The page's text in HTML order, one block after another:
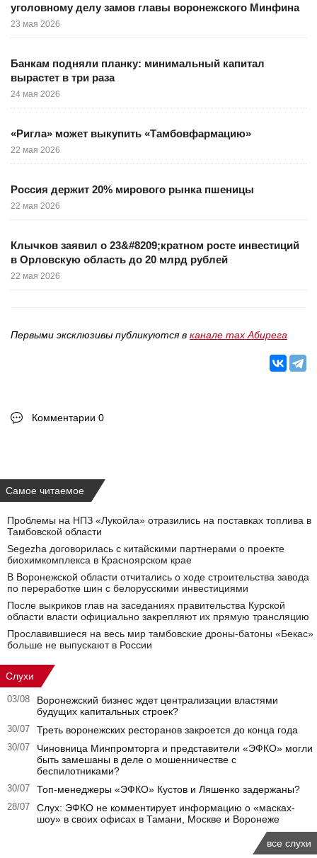
уголовному делу замов главы воронежского Минфина
23 мая 2026
Банкам подняли планку: минимальный капитал
вырастет в три раза
24 мая 2026
«Ригла» может выкупить «Тамбовфармацию»
22 мая 2026
Россия держит 20% мирового рынка пшеницы
22 мая 2026
Клычков заявил о 23&#8209;кратном росте инвестиций
в Орловскую область до 20 млрд рублей
22 мая 2026
Первыми эксклюзивы публикуются в канале max Абирега
Комментарии 0
Самое читаемое
Проблемы на НПЗ «Лукойла» отразились на поставках топлива в
Тамбовской области
Segezha договорилась с китайскими партнерами о проекте
биохимкомплекса в Красноярском крае
В Воронежской области отчитались о ходе строительства завода
по переработке шин с белорусскими инвестициями
После выкриков глав на заседаниях правительства Курской
области власти официально закрепляют их прямую трансляцию
Прославившиеся на весь мир тамбовские дроны-батоны «Бекас»
больше не выпускают в России
Слухи
03/08
Воронежский бизнес ждет централизации властями
будущих капитальных строек?
30/07 Треть воронежских ресторанов закроется до конца года
30/07
Чиновница Минпромторга и представители «ЭФКО» могли
быть замешаны в деле о мошенничестве с
беспилотниками?
30/07 Топ-менеджеры «ЭФКО» Кустов и Ляшенко задержаны?
28/07
Слух: ЭФКО не комментирует информацию о «масках-
шоу» в своих офисах в Тамани, Москве и Воронеже
все слухи